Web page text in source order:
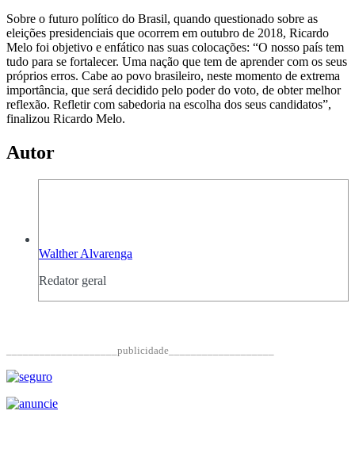
Sobre o futuro político do Brasil, quando questionado sobre as
eleições presidenciais que ocorrem em outubro de 2018, Ricardo
Melo foi objetivo e enfático nas suas colocações: “O nosso país tem
tudo para se fortalecer. Uma nação que tem de aprender com os seus
próprios erros. Cabe ao povo brasileiro, neste momento de extrema
importância, que será decidido pelo poder do voto, de obter melhor
reflexão. Refletir com sabedoria na escolha dos seus candidatos”,
finalizou Ricardo Melo.
Autor
Walther Alvarenga
Redator geral
____________________publicidade___________________